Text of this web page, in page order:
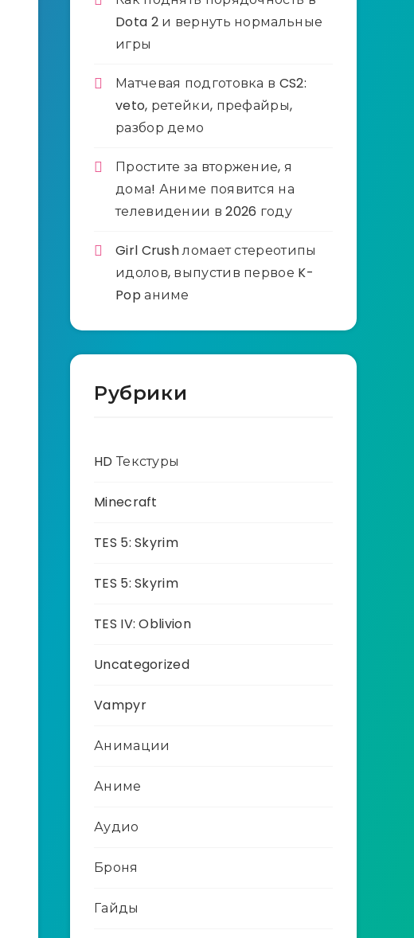
Dota 2 и вернуть нормальные
игры
Матчевая подготовка в CS2:
veto, ретейки, префайры,
разбор демо
Простите за вторжение, я
дома! Аниме появится на
телевидении в 2026 году
Girl Crush ломает стереотипы
идолов, выпустив первое K-
Pop аниме
Рубрики
HD Текстуры
Minecraft
TES 5: Skyrim
TES 5: Skyrim
TES IV: Oblivion
Uncategorized
Vampyr
Анимации
Аниме
Аудио
Броня
Гайды